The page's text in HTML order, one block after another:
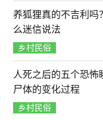
养狐狸真的不吉利吗
么迷信说法
乡村民俗
人死之后的五个恐怖
尸体的变化过程
乡村民俗